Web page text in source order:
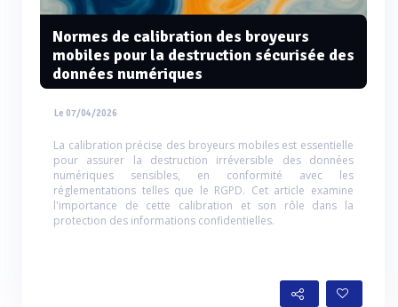
Normes de calibration des broyeurs
mobiles pour la destruction sécurisée des
données numériques
Le 07/04/2026
La calibration précise des broyeurs mobiles est essentielle
pour assurer la destruction irréversible des données
numériques sensibles, en conformité avec les
réglementations telles que le RGPD. Cet article examine
l'importance de cette calibration et son rôle dans la
protection des informations confidentielles.